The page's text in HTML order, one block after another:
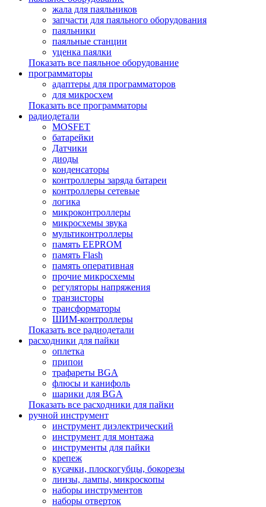
жала для паяльников
запчасти для паяльного оборудования
паяльники
паяльные станции
уценка паялки
Показать все паяльное оборудование
программаторы
адаптеры для программаторов
для микросхем
Показать все программаторы
радиодетали
MOSFET
батарейки
Датчики
диоды
конденсаторы
контроллеры заряда батареи
контроллеры сетевые
логика
микроконтроллеры
микросхемы звука
мультиконтроллеры
память EEPROM
память Flash
память оперативная
прочие микросхемы
регуляторы напряжения
транзисторы
трансформаторы
ШИМ-контроллеры
Показать все радиодетали
расходники для пайки
оплетка
припои
трафареты BGA
флюсы и канифоль
шарики для BGA
Показать все расходники для пайки
ручной инструмент
инструмент диэлектрический
инструмент для монтажа
инструменты для пайки
крепеж
кусачки, плоскогубцы, бокорезы
линзы, лампы, микроскопы
наборы инструментов
наборы отверток